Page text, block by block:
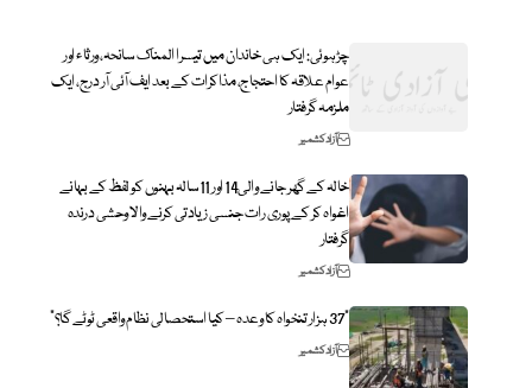
چڑہوئی: ایک ہی خاندان میں تیسرا المناک سانحہ، ورثاء اور
عوام علاقہ کا احتجاج، مذاکرات کے بعد ایف آئی آر درج، ایک
ملزمہ گرفتار
آزاد کشمیر
خالہ کے گھر جانے والی14 اور 11سالہ بہنوں کو لفظ کے بہانے
اغواہ کر کے پوری رات جنسی زیادتی کرنے والا وحشی درندہ
گرفتار
آزاد کشمیر
“37 ہزار تنخواہ کا وعدہ – کیا استحصالی نظام واقعی ٹوٹے گا؟”
آزاد کشمیر